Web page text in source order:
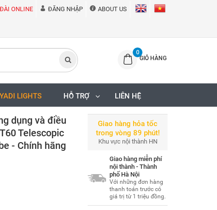
ONLINE ĐĂNG NHẬP ABOUT US
0
GIỎ HÀNG
LIGHTS HỖ TRỢ LIÊN HỆ
dụng và điều
Telescopic
- Chính hãng
Giao hàng hỏa tốc
trong vòng 89 phút!
Khu vực nội thành HN
Giao hàng miễn phí
nội thành - Thành
phố Hà Nội
Với những đơn hàng
thanh toán trước có
giá trị từ 1 triệu đồng.